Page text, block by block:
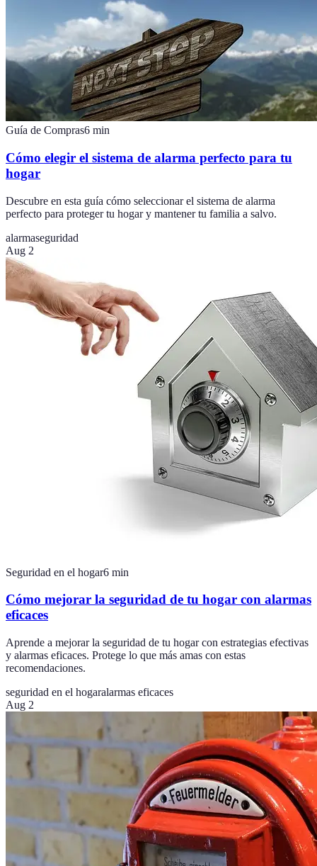
Guía de Compras6 min
Cómo elegir el sistema de alarma perfecto para tu
hogar
Descubre en esta guía cómo seleccionar el sistema de alarma
perfecto para proteger tu hogar y mantener tu familia a salvo.
alarmaseguridad
Aug 2
Seguridad en el hogar6 min
Cómo mejorar la seguridad de tu hogar con alarmas
eficaces
Aprende a mejorar la seguridad de tu hogar con estrategias efectivas
y alarmas eficaces. Protege lo que más amas con estas
recomendaciones.
seguridad en el hogaralarmas eficaces
Aug 2